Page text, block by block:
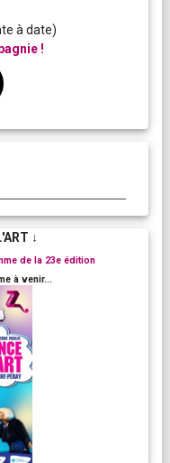
à date)
!
↓
de la 23e édition
à venir...